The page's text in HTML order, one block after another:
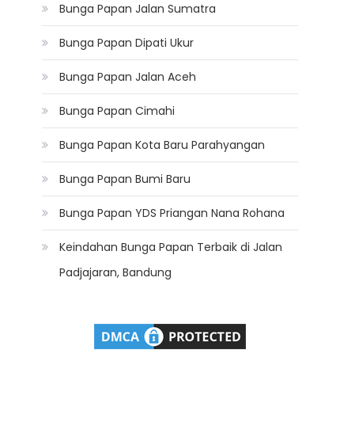
Bunga Papan Jalan Sumatra
Bunga Papan Dipati Ukur
Bunga Papan Jalan Aceh
Bunga Papan Cimahi
Bunga Papan Kota Baru Parahyangan
Bunga Papan Bumi Baru
Bunga Papan YDS Priangan Nana Rohana
Keindahan Bunga Papan Terbaik di Jalan
Padjajaran, Bandung